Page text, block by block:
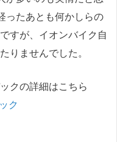
ったあとも何かしらの
すが、イオンバイク自
りませんでした。
クの詳細はこちら
ク